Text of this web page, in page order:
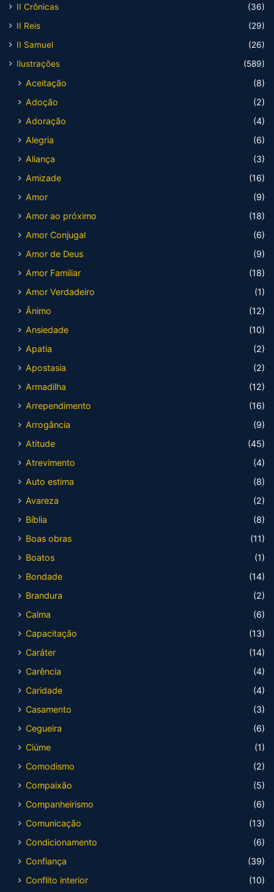
II Crônicas
(36)
II Reis
(29)
II Samuel
(26)
Ilustrações
(589)
Aceitação
(8)
Adoção
(2)
Adoração
(4)
Alegria
(6)
Aliança
(3)
Amizade
(16)
Amor
(9)
Amor ao próximo
(18)
Amor Conjugal
(6)
Amor de Deus
(9)
Amor Familiar
(18)
Amor Verdadeiro
(1)
Ânimo
(12)
Ansiedade
(10)
Apatia
(2)
Apostasia
(2)
Armadilha
(12)
Arrependimento
(16)
Arrogância
(9)
Atitude
(45)
Atrevimento
(4)
Auto estima
(8)
Avareza
(2)
Bíblia
(8)
Boas obras
(11)
Boatos
(1)
Bondade
(14)
Brandura
(2)
Calma
(6)
Capacitação
(13)
Caráter
(14)
Carência
(4)
Caridade
(4)
Casamento
(3)
Cegueira
(6)
Ciúme
(1)
Comodismo
(2)
Compaixão
(5)
Companheirismo
(6)
Comunicação
(13)
Condicionamento
(6)
Confiança
(39)
Conflito interior
(10)